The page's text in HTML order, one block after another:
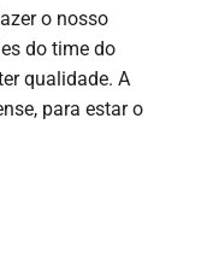
o nosso
do time do
qualidade. A
para estar o